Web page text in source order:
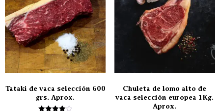
Tataki de vaca selección 600
grs. Aprox.
Chuleta de lomo alto de
vaca selección europea 1Kg.
Aprox.